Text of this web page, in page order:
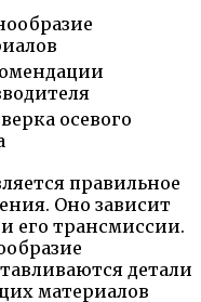
осевого
правильное
Оно зависит
его трансмиссии.
детали
материалов